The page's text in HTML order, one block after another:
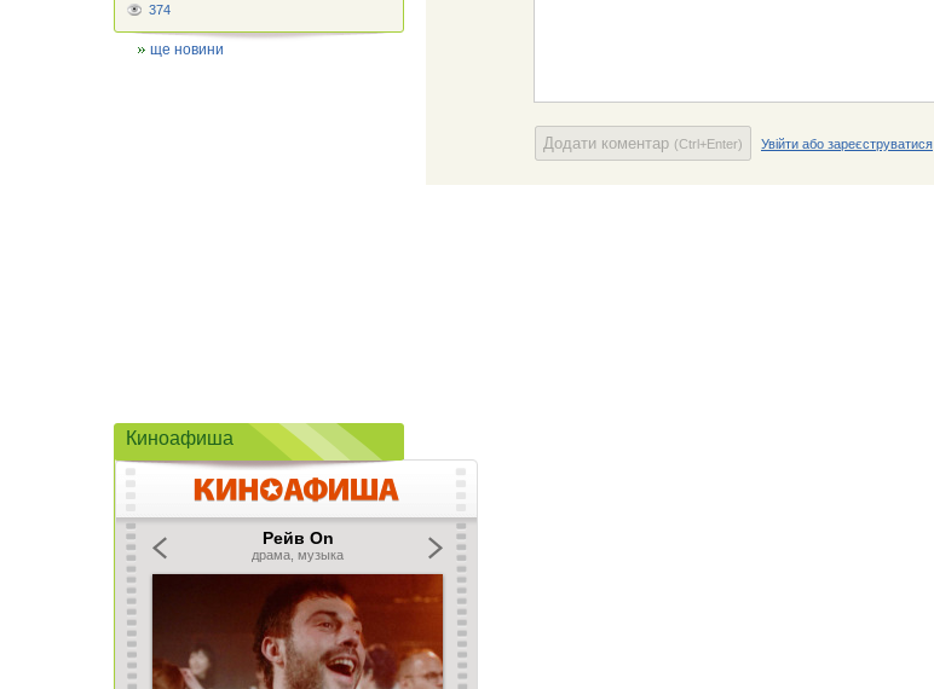
Додати коментар (Ctrl+Enter) Увійти або зареєструватися
374
ще новини
Киноафиша